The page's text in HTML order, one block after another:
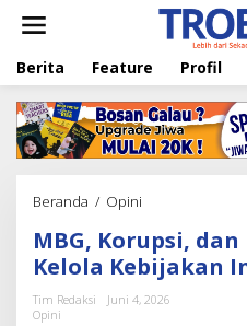
t
Berita Feature Profil
Beranda / Opini
G
,
K
o
MBG, Korupsi,
Kelola Kebijakan
Tim Redaksi
Juni 4, 2026
Opini